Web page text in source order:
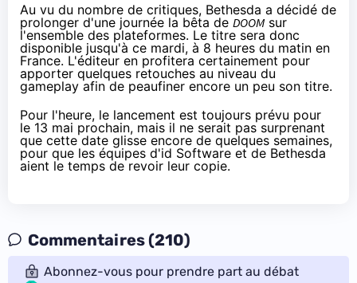
Au vu du nombre de critiques, Bethesda a décidé de
prolonger d'une journée la bêta de DOOMsur
l'ensemble des plateformes. Le titre sera donc
disponible jusqu'à ce mardi, à 8 heures du matin en
France. L'éditeur en profitera certainement pour
apporter quelques retouches au niveau du
gameplay afin de peaufiner encore un peu son titre.
Pour l'heure, le lancement est toujours prévu pour
le 13 mai prochain, mais il ne serait pas surprenant
que cette date glisse encore de quelques semaines,
pour que les équipes d'id Software et de Bethesda
aient le temps de revoir leur copie.
Commentaires (210)
Abonnez-vous pour prendre part au débat